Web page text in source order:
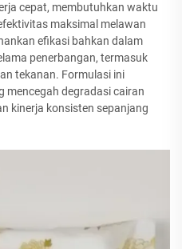
cepat, membutuhkan waktu
maksimal melawan
efikasi bahkan dalam
penerbangan, termasuk
tekanan. Formulasi ini
mencegah degradasi cairan
kinerja konsisten sepanjang